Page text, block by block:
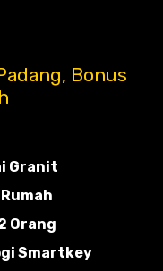
Bonus
Granit
Orang
Smartkey